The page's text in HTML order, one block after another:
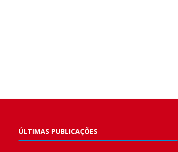
ÚLTIMAS PUBLICAÇÕES